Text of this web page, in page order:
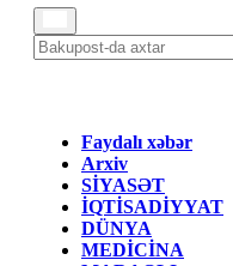
Faydalı xəbər
Arxiv
SİYASƏT
İQTİSADİYYAT
DÜNYA
MEDİCİNA